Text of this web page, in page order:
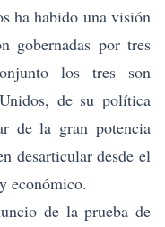
ha habido una visión
gobernadas por tres
los tres son
de su política
de la gran potencia
desarticular desde el
económico.
de la prueba de